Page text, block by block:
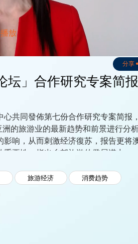
分享
坛」合作研究专案简
共同發佈第七份合作研究专案简报，
的旅游业的最新趋势和前景进行分析
响，从而刺激经济復苏，报告更将
要性，指出乡郊旅游的發展潜力。
旅游经济
消费趋势